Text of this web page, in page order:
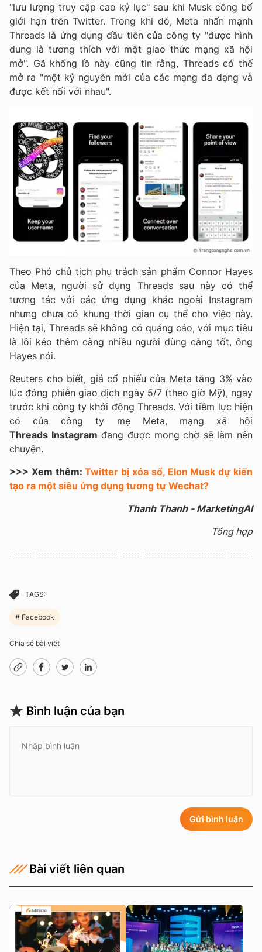
"lưu lượng truy cập cao kỷ lục" sau khi Musk công bố
giới hạn trên Twitter.Trong khi đó, Meta nhấn mạnh
Threads là ứng dụng đầu tiên của công ty "được hình
dung là tương thích với một giao thức mạng xã hội
mở". Gã khổng lồ này cũng tin rằng, Threads có thể
mở ra "một kỷ nguyên mới của các mạng đa dạng và
được kết nối với nhau".
Theo Phó chủ tịch phụ trách sản phẩm Connor Hayes
của Meta, người sử dụng Threads sau này có thể
tương tác với các ứng dụng khác ngoài Instagram
nhưng chưa có khung thời gian cụ thể cho việc này.
Hiện tại, Threads sẽ không có quảng cáo, với mục tiêu
là lôi kéo thêm càng nhiều người dùng càng tốt, ông
Hayes nói.
Reuters cho biết, giá cổ phiếu của Meta tăng 3% vào
lúc đóng phiên giao dịch ngày 5/7 (theo giờ Mỹ), ngay
trước khi công ty khởi động Threads. Với tiềm lực hiện
có của công ty mẹ Meta, mạng xã hội
Threads Instagram đang được mong chờ sẽ làm nên
chuyện.
>>> Xem thêm:Twitter bị xóa sổ, Elon Musk dự kiến
tạo ra một siêu ứng dụng tương tự Wechat?
Thanh Thanh - MarketingAI
Tổng hợp
TAGS:
Facebook
Chia sẻ bài viết
Bình luận của bạn
Gửi bình luận
Bài viết liên quan